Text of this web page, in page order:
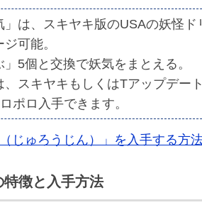
」は、スキヤキ版のUSAの妖怪
可能。
」5個と交換で妖気をまとえる。
、スキヤキもしくはTアップデー
ポロ入手できます。
じゅろうじん）」を入手する方
特徴と入手方法